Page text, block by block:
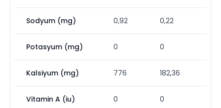
Sodyum (mg) 0,92 0,22
Potasyum (mg) 0 0
Kalsiyum (mg) 776 182,36
Vitamin A (iu) 0 0